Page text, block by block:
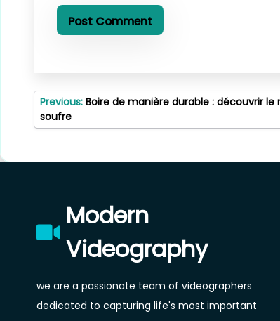
Post
navigation
Previous: Boire de manière durable : découvrir
soufre
Modern
Videography
we are a passionate team of videographers
dedicated to capturing life's most important